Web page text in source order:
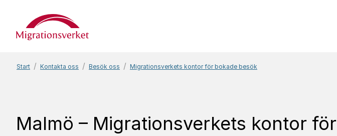
Start
Start Kontakta oss Besök oss Migrationsverkets kontor för bokade besök
Malmö – Migrationsverkets kontor för